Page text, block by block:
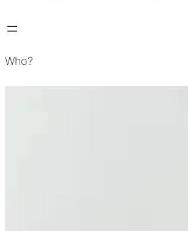
Who?